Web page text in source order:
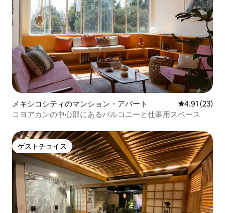
メキシコシティのマンション・アパート レビュー23
4.91 (23)
コヨアカンの中心部にあるバルコニーと仕事用スペース
ゲストチョイス
ゲストチョイス